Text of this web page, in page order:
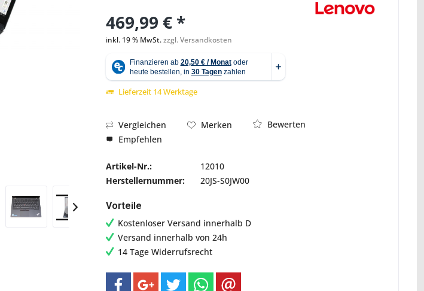
Abbildung ähnlich
469,99 € *
inkl. 19 % MwSt.zzgl. Versandkosten
Lieferzeit 14 Werktage
Vergleichen Merken
Bewerten
Empfehlen
Artikel-Nr.:
12010
Herstellernummer:
20JS-S0JW00
Vorteile
Kostenloser Versand innerhalb D
Versand innerhalb von 24h
14 Tage Widerrufsrecht